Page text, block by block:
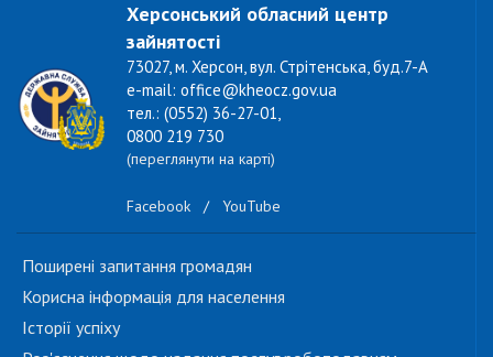
Херсонський обласний центр
зайнятості
73027, м. Херсон, вул. Стрітенська, буд.7-А
e-mail: office@kheocz.gov.ua
тел.: (0552) 36-27-01,
0800 219 730
(переглянути на карті)
Facebook / YouTube
Поширені запитання громадян
Корисна інформація для населення
Історії успіху